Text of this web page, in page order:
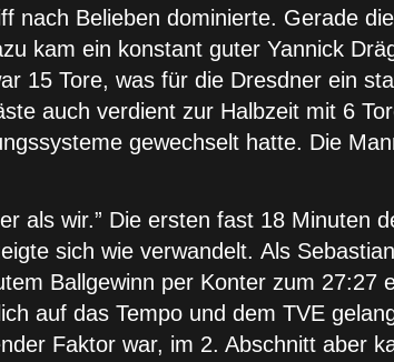
Belieben dominierte. Gerade
kam ein konstant guter Yannick
15 Tore, was für die Dresdner ein
auch verdient zur Halbzeit mit 6
gewechselt hatte. Die
als wir.” Die ersten fast 18 Minuten
sich wie verwandelt. Als
Ballgewinn per Konter zum 27:27
auf das Tempo und dem TVE
Faktor war, im 2. Abschnitt aber